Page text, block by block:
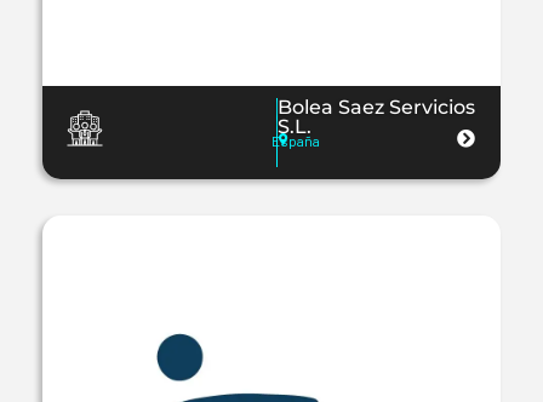
Bolea Saez Servicios
S.L.
España